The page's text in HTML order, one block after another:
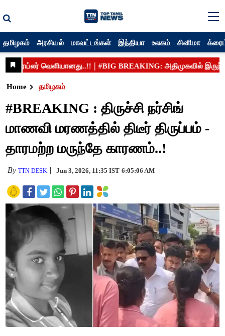
தமிழகம் அரசியல் மாவட்டங்கள் இந்தியா உலகம் சினிமா
Home தமிழகம்
#BREAKING : திருச்சி நர்சிங்
மாணவி மரணத்தில் திடீர் திருப்பம் -
தாரமற்ற மருந்தே காரணம்..!
ByTTN DESK Jun 3, 2026, 11:35 IST 6:05:06 AM